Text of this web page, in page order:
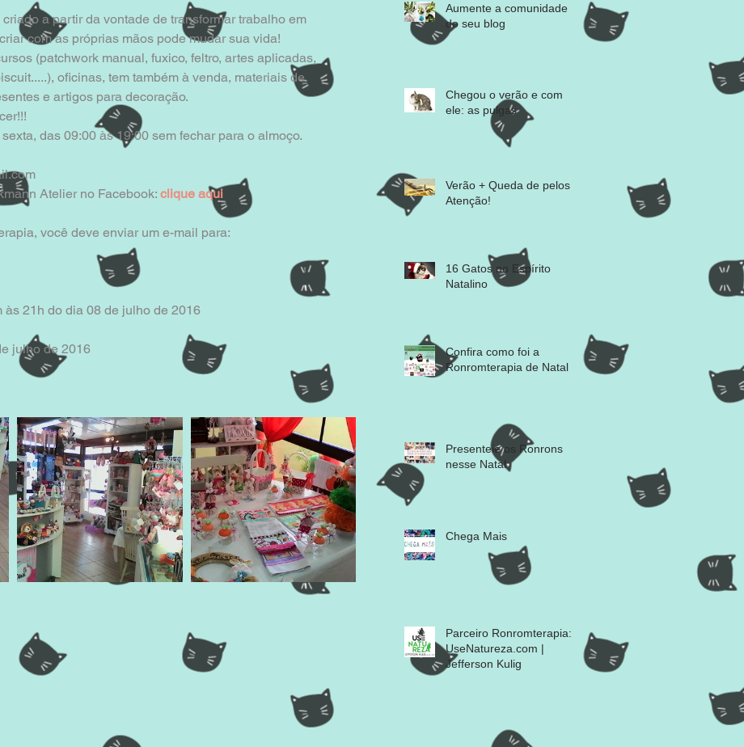
a partir da vontade de transformar trabalho em
com as próprias mãos pode mudar sua vida!
(patchwork manual, fuxico, feltro, artes aplicadas,
oficinas, tem também à venda, materiais de
e artigos para decoração.
das 09:00 às 19:00 sem fechar para o almoço.
Atelier no Facebook: clique aqui
você deve enviar um e-mail para:
às 21h do dia 08 de julho de 2016
julho de 2016
Aumente a comunidade
do seu blog
Chegou o verão e com
ele: as pulgas
Verão + Queda de pelos =
Atenção!
16 Gatos no Espírito
Natalino
Confira como foi a
Ronromterapia de Natal
Presenteie os Ronrons
nesse Natal
Chega Mais
Parceiro Ronromterapia:
UseNatureza.com |
Jefferson Kulig